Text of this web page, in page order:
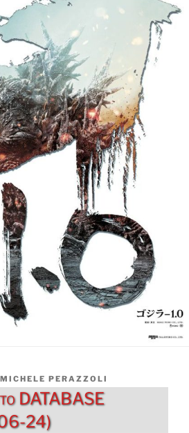
MICHELE PERAZZOLI
DATABASE
24)